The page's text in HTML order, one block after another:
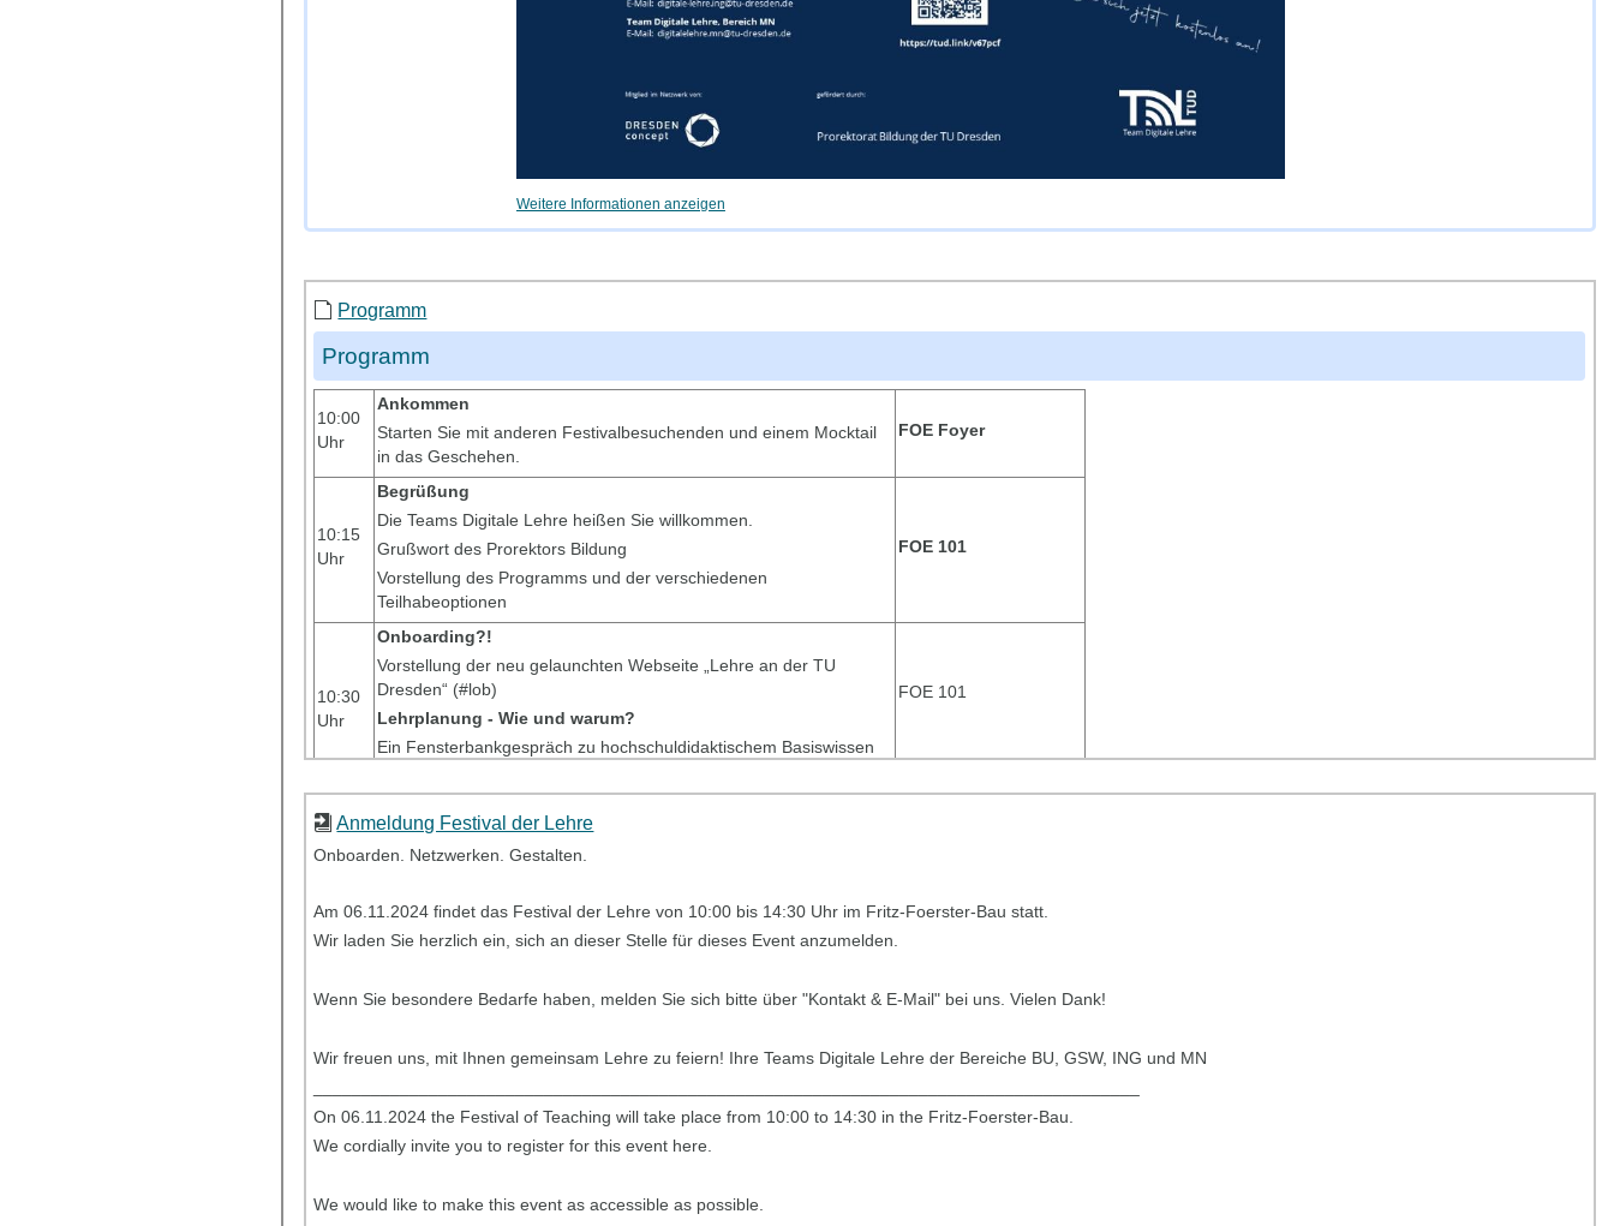
Weitere Informationen anzeigen
Programm
Programm
10:00
Uhr
Ankommen
Starten Sie mit anderen Festivalbesuchenden und einem Mocktail
in das Geschehen.
FOE Foyer
10:15
Uhr
Begrüßung
Die Teams Digitale Lehre heißen Sie willkommen.
Grußwort des Prorektors Bildung
Vorstellung des Programms und der verschiedenen
Teilhabeoptionen
FOE 101
10:30
Uhr
Onboarding?!
Vorstellung der neu gelaunchten Webseite „Lehre an der TU
Dresden“ (#lob)
Lehrplanung - Wie und warum?
Ein Fensterbankgespräch zu hochschuldidaktischem Basiswissen
FOE 101
Lösen Sie lehralltagsbereichernde Rätsel, limitiert auf 7 Mutige.
FOE 147
11:00
Koffein Kick
11:20
Speed Meet
Vernetzen Sie sich mit Gleichgesinnten und entdecken Sie
11:20 Gute Lehre denken (30 min.)
Input zu Tipps und Tricks im Lehralltag
12:00 Escape-Room (3rdtry)
Lösen Sie lehralltagsbereichernde Rätsel, limitiert auf 7 Mutige.
FOE 147
Uhr
Geben Sie sich einen Energie-Kick bei Getränken und Snacks.
Anmeldung Festival der Lehre
Onboarden. Netzwerken. Gestalten.
Am 06.11.2024 findet das Festival der Lehre von 10:00 bis 14:30 Uhr im Fritz-Foerster-Bau statt.
Wir laden Sie herzlich ein, sich an dieser Stelle für dieses Event anzumelden.
Wenn Sie besondere Bedarfe haben, melden Sie sich bitte über "Kontakt & E-Mail" bei uns. Vielen Dank!
Wir freuen uns, mit Ihnen gemeinsam Lehre zu feiern! Ihre Teams Digitale Lehre der Bereiche BU, GSW, ING und MN
On 06.11.2024 the Festival of Teaching will take place from 10:00 to 14:30 in the Fritz-Foerster-Bau.
We cordially invite you to register for this event here.
We would like to make this event as accessible as possible.